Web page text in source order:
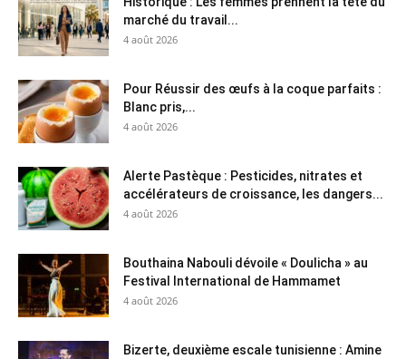
marché du travail...
4 août 2026
Pour Réussir des œufs à la coque parfaits :
Blanc pris,...
4 août 2026
Alerte Pastèque : Pesticides, nitrates et
accélérateurs de croissance, les dangers...
4 août 2026
Bouthaina Nabouli dévoile « Doulicha » au
Festival International de Hammamet
4 août 2026
Bizerte, deuxième escale tunisienne : Amine